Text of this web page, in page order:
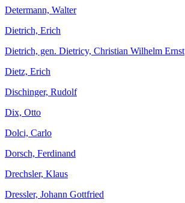
Determann, Walter
Dietrich, Erich
Dietrich, gen. Dietricy, Christian Wilhelm Ernst
Dietz, Erich
Dischinger, Rudolf
Dix, Otto
Dolci, Carlo
Dorsch, Ferdinand
Drechsler, Klaus
Dressler, Johann Gottfried